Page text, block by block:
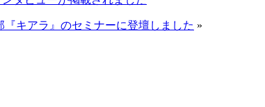
『キアラ』のセミナーに登壇しました »